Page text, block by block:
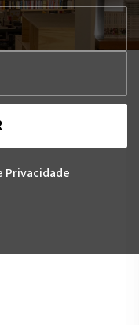
Privacidade